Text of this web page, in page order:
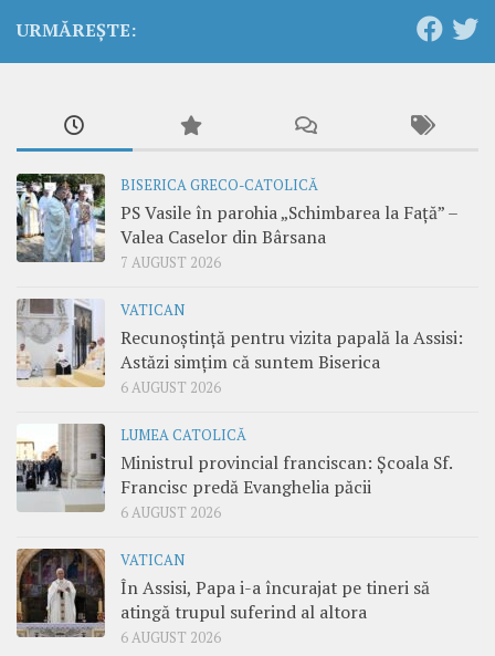
URMĂREȘTE:
BISERICA GRECO-CATOLICĂ
PS Vasile în parohia „Schimbarea la Față” –
Valea Caselor din Bârsana
7 AUGUST 2026
VATICAN
Recunoștință pentru vizita papală la Assisi:
Astăzi simțim că suntem Biserica
6 AUGUST 2026
LUMEA CATOLICĂ
Ministrul provincial franciscan: Școala Sf.
Francisc predă Evanghelia păcii
6 AUGUST 2026
VATICAN
În Assisi, Papa i-a încurajat pe tineri să
atingă trupul suferind al altora
6 AUGUST 2026